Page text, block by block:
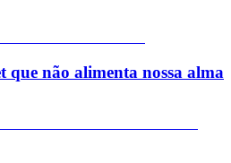
que não alimenta nossa alma